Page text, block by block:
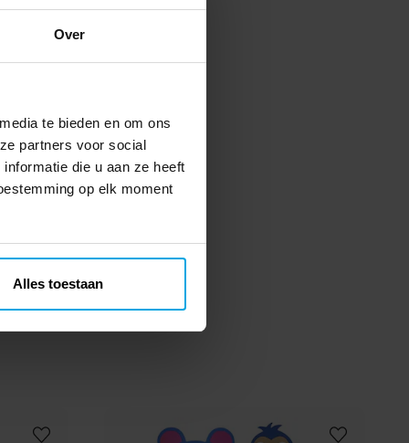
Over
te bieden en om ons
partners voor social
die u aan ze heeft
op elk moment
Alles toestaan